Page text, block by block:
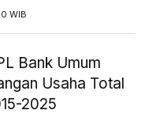
WIB
Bank Umum
Usaha Total
2025